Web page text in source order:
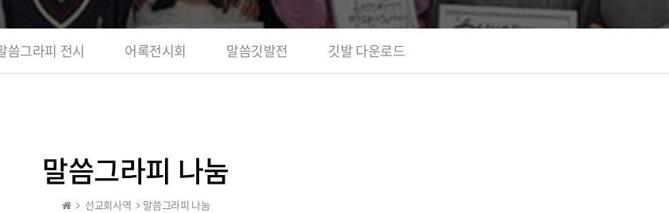
씀그라피 전시 어록전시회 말씀깃발전 깃발 다운로드
말씀그라피 나눔
선교회사역 말씀그라피 나눔